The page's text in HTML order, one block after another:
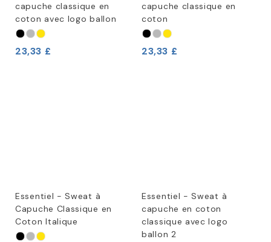
capuche classique en
coton avec logo ballon
23,33 £
capuche classique en
coton
23,33 £
Essentiel - Sweat à
Capuche Classique en
Coton Italique
Essentiel - Sweat à
capuche en coton
classique avec logo
ballon 2